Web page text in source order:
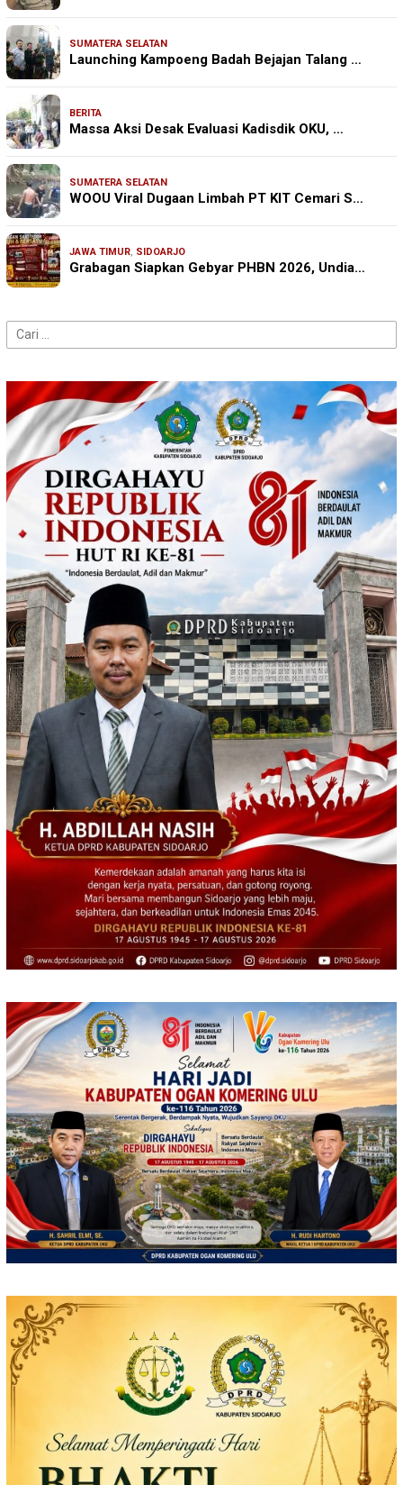
SUMATERA SELATAN
Launching Kampoeng Badah Bejajan Talang …
BERITA
Massa Aksi Desak Evaluasi Kadisdik OKU, …
SUMATERA SELATAN
WOOU Viral Dugaan Limbah PT KIT Cemari S…
JAWA TIMUR, SIDOARJO
Grabagan Siapkan Gebyar PHBN 2026, Undia…
Cari
untuk: